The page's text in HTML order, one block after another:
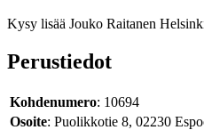
Kysy lisää Jouko Raitanen
Perustiedot
Kohdenumero: 10694
Osoite: Puolikkotie 8, 02230